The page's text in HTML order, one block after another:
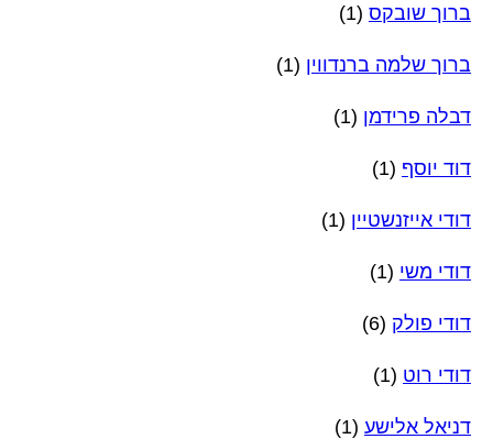
ברוך שובקס (1)
ברוך שלמה ברנדווין (1)
דבלה פרידמן (1)
דוד יוסף (1)
דודי אייזנשטיין (1)
דודי משי (1)
דודי פולק (6)
דודי רוט (1)
דניאל אלישע (1)